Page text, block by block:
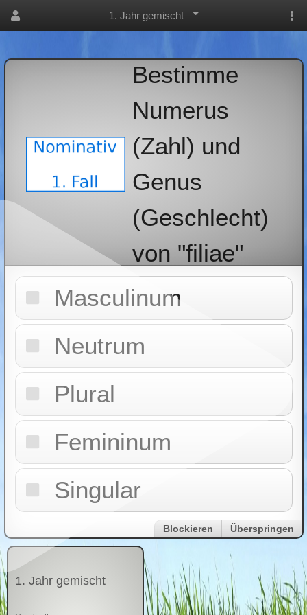
1. Jahr gemischt
Bestimme
Numerus
(Zahl) und
Genus
(Geschlecht)
von "filiae"
Masculinum
Neutrum
Plural
Femininum
Singular
Blockieren Überspringen
1. Jahr gemischt